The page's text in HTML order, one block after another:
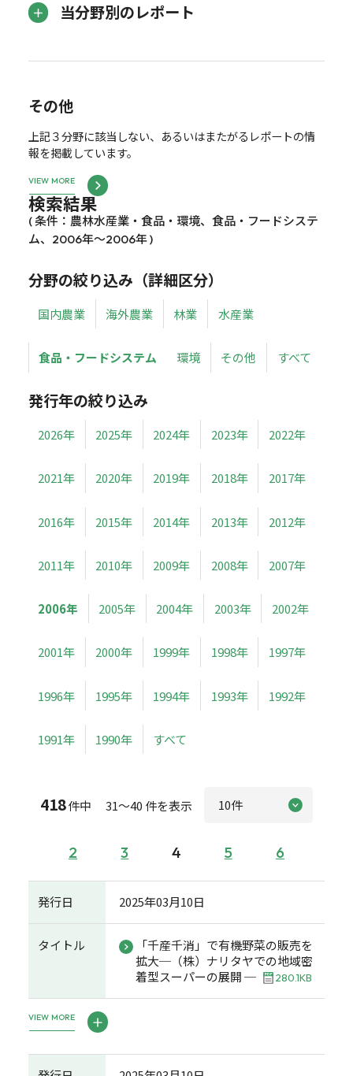
当分野別のレポート
その他
上記３分野に該当しない、あるいはまたがるレポートの情
報を掲載しています。
VIEW MORE
検索結果
( 条件：農林水産業・食品・環境、食品・フードシステ
ム、2006年～2006年 )
分野の絞り込み（詳細区分）
国内農業 海外農業 林業 水産業
食品・フードシステム 環境 その他 すべて
発行年の絞り込み
2026年 2025年 2024年 2023年 2022年
2021年 2020年 2019年 2018年 2017年
2016年 2015年 2014年 2013年 2012年
2011年 2010年 2009年 2008年 2007年
2006年 2005年 2004年 2003年 2002年
2001年 2000年 1999年 1998年 1997年
1996年 1995年 1994年 1993年 1992年
1991年 1990年 すべて
418件中 31～40 件を表示
2 3 4 5 6
発行日 2025年03月10日
タイトル
「千産千消」で有機野菜の販売を
拡大─（株）ナリタヤでの地域密
着型スーパーの展開 ─
280.1KB
VIEW MORE